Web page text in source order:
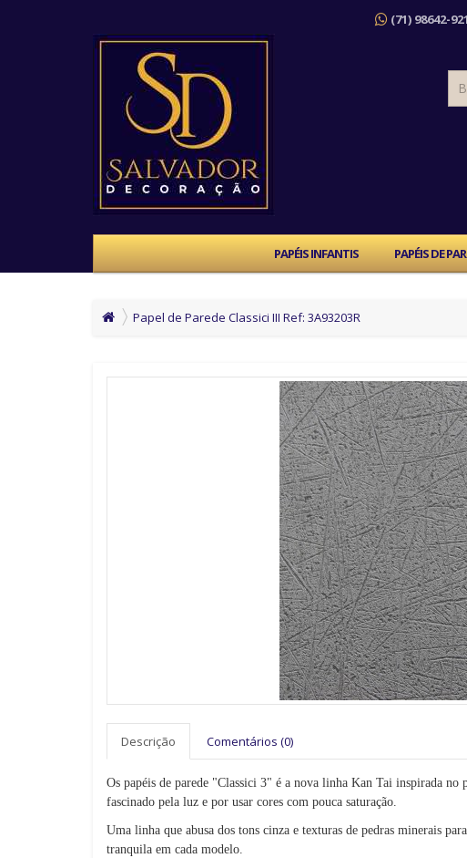
(71) 98642-
PAPÉIS INFANTIS PAPÉIS DE
Papel de Parede Classici III Ref: 3A93203R
Descrição Comentários (0)
Os papéis de parede "Classici 3" é a nova linha Kan Tai inspirada
fascinado pela luz e por usar cores com pouca saturação.
Uma linha que abusa dos tons cinza e texturas de pedras minerais
tranquila em cada modelo.